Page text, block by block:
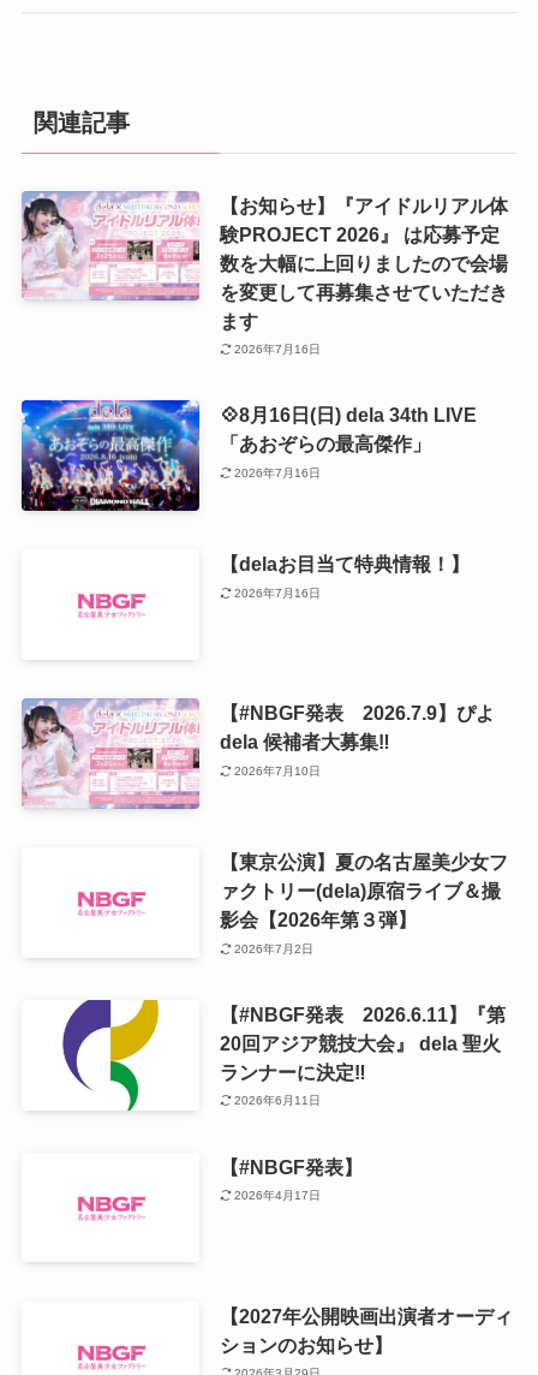
関連記事
【お知らせ】『アイドルリアル体
験PROJECT 2026』 は応募予定
数を大幅に上回りましたので会場
を変更して再募集させていただき
ます
2026年7月16日
💠8月16日(日) dela 34th LIVE
「あおぞらの最高傑作」
2026年7月16日
【delaお目当て特典情報！】
2026年7月16日
【#NBGF発表 2026.7.9】ぴよ
dela 候補者大募集‼️
2026年7月10日
【東京公演】夏の名古屋美少女フ
ァクトリー(dela)原宿ライブ＆撮
影会【2026年第３弾】
2026年7月2日
【#NBGF発表 2026.6.11】『第
20回アジア競技大会』 dela 聖火
ランナーに決定‼️
2026年6月11日
【#NBGF発表】
2026年4月17日
【2027年公開映画出演者オーディ
ションのお知らせ】